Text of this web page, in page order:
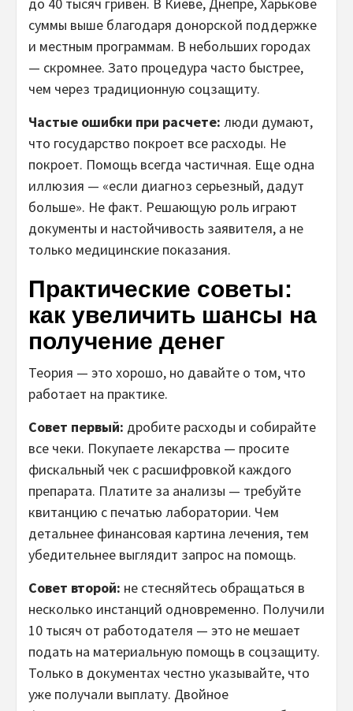
до 40 тысяч гривен. В Киеве, Днепре, Харькове
суммы выше благодаря донорской поддержке
и местным программам. В небольших городах
— скромнее. Зато процедура часто быстрее,
чем через традиционную соцзащиту.
Частые ошибки при расчете: люди думают,
что государство покроет все расходы. Не
покроет. Помощь всегда частичная. Еще одна
иллюзия — «если диагноз серьезный, дадут
больше». Не факт. Решающую роль играют
документы и настойчивость заявителя, а не
только медицинские показания.
Практические советы:
как увеличить шансы на
получение денег
Теория — это хорошо, но давайте о том, что
работает на практике.
Совет первый: дробите расходы и собирайте
все чеки. Покупаете лекарства — просите
фискальный чек с расшифровкой каждого
препарата. Платите за анализы — требуйте
квитанцию с печатью лаборатории. Чем
детальнее финансовая картина лечения, тем
убедительнее выглядит запрос на помощь.
Совет второй: не стесняйтесь обращаться в
несколько инстанций одновременно. Получили
10 тысяч от работодателя — это не мешает
подать на материальную помощь в соцзащиту.
Только в документах честно указывайте, что
уже получали выплату. Двойное